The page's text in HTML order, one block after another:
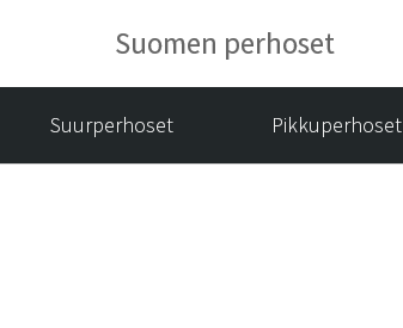
Suomen perhoset
Suurperhoset Pikkuperhoset